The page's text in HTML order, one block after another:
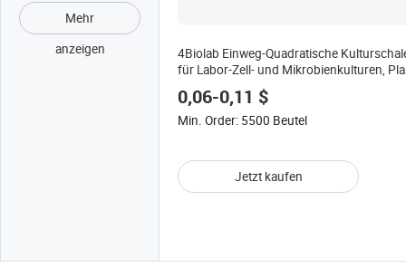
Mehr
anzeigen
4Biolab Einweg-Quadratische
für Labor-Zell- und Mikrobienkulturen,
Quadratische Bakterienkulturschalen
0,06-0,11 $
Min. Order: 5500 Beutel
Jetzt kaufen